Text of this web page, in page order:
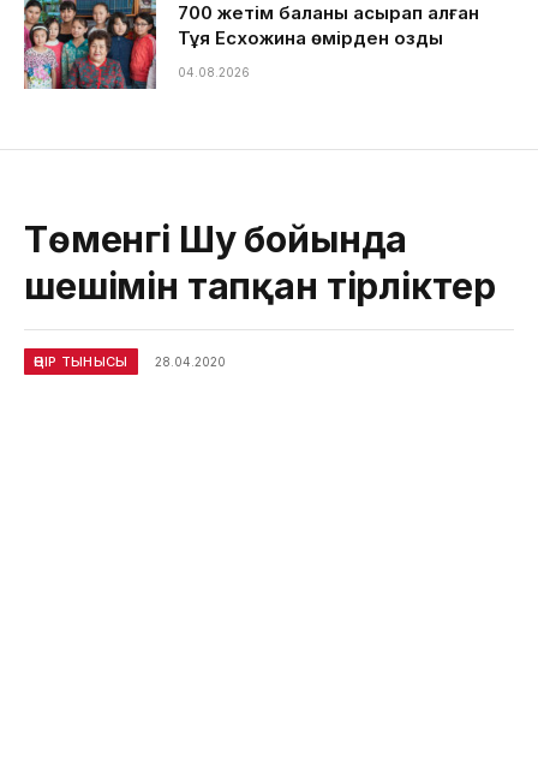
700 жетім баланы асырап алған
Тұяқ Есхожина өмірден озды
04.08.2026
Төменгі Шу бойында
шешімін тапқан тірліктер
ӨҢІР ТЫНЫСЫ 28.04.2020